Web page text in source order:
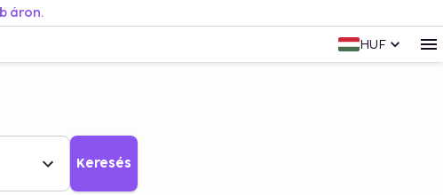
áron.
HUF
Keresés